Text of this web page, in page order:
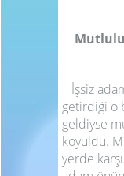
İşsiz
getirdiği o
geldiyse
koyuldu.
yerde